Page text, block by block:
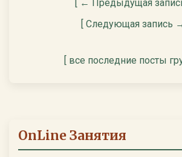
[ ← Предыдущая
[ Следующая запись
[ все последние посты
OnLine Занятия